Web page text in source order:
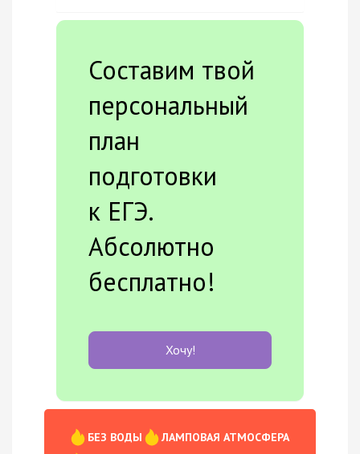
Составим твой
персональный
план
подготовки
к ЕГЭ.
Абсолютно
бесплатно!
Хочу!
БЕЗ ВОДЫ
ЛАМПОВАЯ АТМОСФЕРА